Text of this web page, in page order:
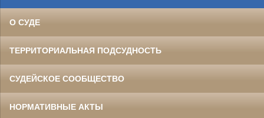
О СУДЕ
ТЕРРИТОРИАЛЬНАЯ ПОДСУДНОСТЬ
СУДЕЙСКОЕ СООБЩЕСТВО
НОРМАТИВНЫЕ АКТЫ